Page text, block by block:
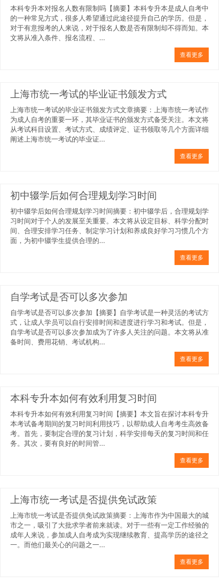
本科专升本对报名人数有限制吗【摘要】本科专升本是成人自考中
的一种常见方式，很多人希望通过此途径提升自己的学历。但是，
对于有意报考的人来说，对于报名人数是否有限制却不得而知。本
文将从准入条件、报名流程、...
查看更多
上海市统一考试的毕业证书颁发方式
上海市统一考试的毕业证书颁发方式文章摘要：上海市统一考试作
为成人自考的重要一环，其毕业证书的颁发方式备受关注。本文将
从考试科目设置、考试方式、成绩评定、证书领取等几个方面详细
阐述上海市统一考试的毕业证...
查看更多
初中辍学后如何合理规划学习时间
初中辍学后如何合理规划学习时间摘要：初中辍学后，合理规划学
习时间对于个人的发展至关重要。本文将从设定目标、科学分配时
间、合理安排学习任务、制定学习计划和养成良好学习习惯几个方
面，为初中辍学生提供合理的...
查看更多
自学考试是否可以多次参加
自学考试是否可以多次参加【摘要】自学考试是一种灵活的考试方
式，让成人学员可以自行安排时间和进度进行学习和考试。但是，
自学考试是否可以多次参加成为了许多人关注的问题。本文将从准
备时间、费用花销、考试机构...
查看更多
本科专升本如何有效利用复习时间
本科专升本如何有效利用复习时间【摘要】本文旨在探讨本科专升
本考试备考期间的复习时间利用技巧，以帮助成人自考考生高效备
考。首先，要制定合理的复习计划，科学安排每天的复习时间和任
务。其次，要有良好的时间管...
查看更多
上海市统一考试是否提供免试政策
上海市统一考试是否提供免试政策摘要：上海市作为中国最大的城
市之一，吸引了大批求学者前来就读。对于一些有一定工作经验的
成年人来说，参加成人自考成为实现继续教育、提高学历的途径之
一。而他们最关心的问题之一...
查看更多